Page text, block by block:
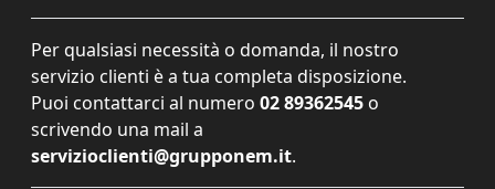
Per qualsiasi necessità o domanda, il nostro
servizio clienti è a tua completa disposizione.
Puoi contattarci al numero 02 89362545 o
scrivendo una mail a
servizioclienti@grupponem.it.